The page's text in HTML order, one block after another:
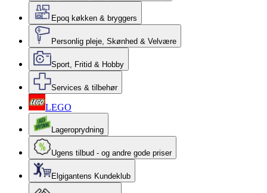
Epoq køkken & bryggers
Personlig pleje, Skønhed & Velvære
Sport, Fritid & Hobby
Services & tilbehør
LEGO
Lageroprydning
Ugens tilbud - og andre gode priser
Elgigantens Kundeklub